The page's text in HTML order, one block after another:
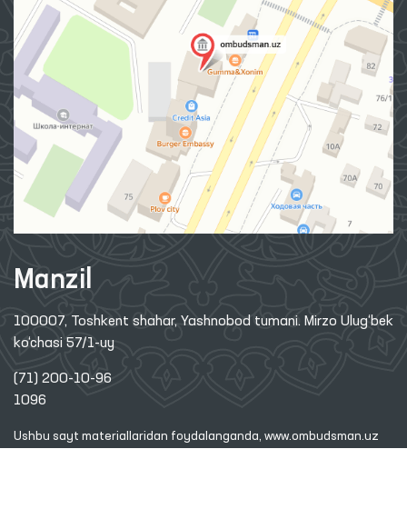
Manzil
100007, Toshkent shahar, Yashnobod tumani. Mirzo Ulug‘bek
ko‘chasi 57/1-uy
(71) 200-10-96
1096
Ushbu sayt materiallaridan foydalanganda, www.ombudsman.uz